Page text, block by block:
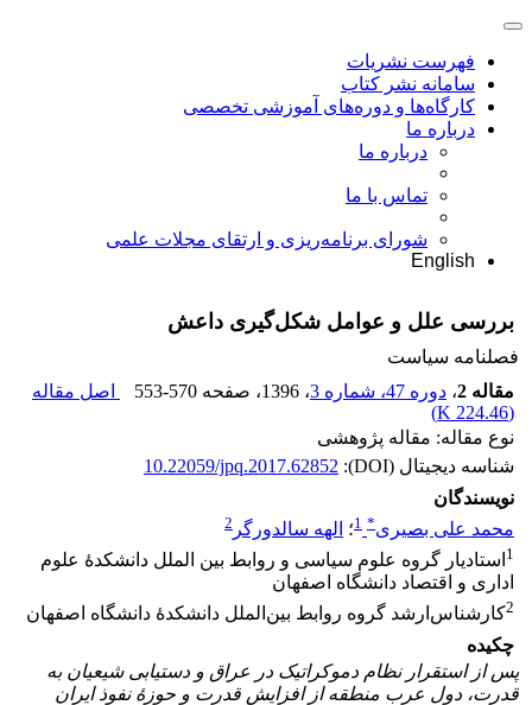
فهرست نشریات
سامانه نشر کتاب
کارگاه‌ها و دوره‌های آموزشی تخصصی
درباره ما
درباره ما
تماس با ما
شورای برنامه‌ریزی و ارتقای مجلات علمی
English
بررسی علل و عوامل شکل‌گیری داعش
فصلنامه سیاست
مقاله 2
، دوره 47، شماره 3 ، 1396 ، صفحه 553-570
اصل مقاله
(
224.46 K
)
نوع مقاله: مقاله پژوهشی
شناسه دیجیتال (DOI):
10.22059/jpq.2017.62852
نویسندگان
محمد علی بصیری*
1؛ الهه سالدورگر 2
1 استادیار گروه علوم سیاسی و روابط بین الملل دانشکدۀ علوم
اداری و اقتصاد دانشگاه اصفهان
2کارشناس‌ارشد گروه روابط بین‌الملل دانشکدۀ دانشگاه اصفهان
چکیده
پس از استقرار نظام دموکراتیک در عراق و دستیابی شیعیان به
قدرت، دول عرب منطقه از افزایش قدرت و حوزۀ نفوذ ایران